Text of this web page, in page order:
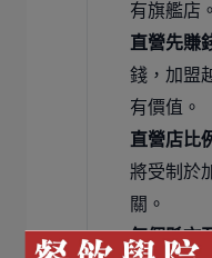
有旗艦店。
直營先賺
錢，加盟
有價值。
直營店比
將受制於
關。
每個縣市